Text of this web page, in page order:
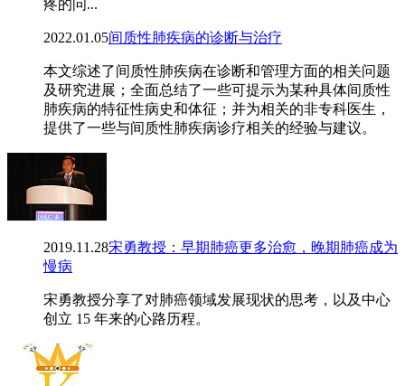
疼的问...
2022.01.05间质性肺疾病的诊断与治疗
本文综述了间质性肺疾病在诊断和管理方面的相关问题
及研究进展；全面总结了一些可提示为某种具体间质性
肺疾病的特征性病史和体征；并为相关的非专科医生，
提供了一些与间质性肺疾病诊疗相关的经验与建议。
2019.11.28宋勇教授：早期肺癌更多治愈，晚期肺癌成为
慢病
宋勇教授分享了对肺癌领域发展现状的思考，以及中心
创立 15 年来的心路历程。